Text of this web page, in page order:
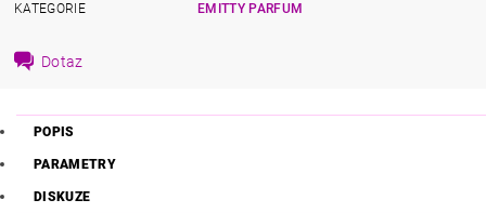
KATEGORIE
EMITTY PARFUM
Dotaz
POPIS
PARAMETRY
DISKUZE